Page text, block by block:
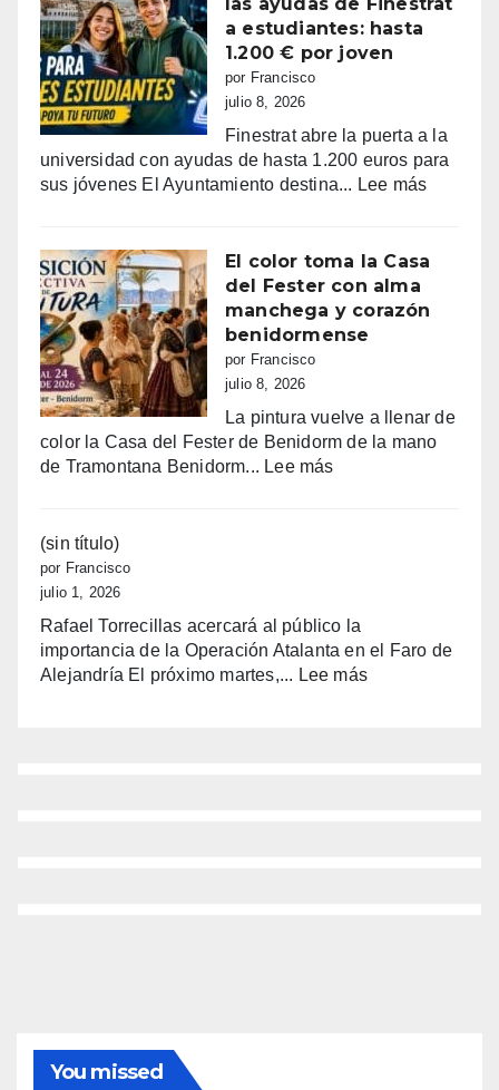
campeona
del
Carmen
procesión
marinera
a estudiantes: hasta
1.200 € por joven
por Francisco
julio 8, 2026
Finestrat abre la puerta a la
universidad con ayudas de hasta 1.200 euros para
sus jóvenes El Ayuntamiento destina... Lee más:
para
las
hasta
El color toma la Casa
del Fester con alma
manchega y corazón
benidormense
por Francisco
julio 8, 2026
La pintura vuelve a llenar de
color la Casa del Fester de Benidorm de la mano
de Tramontana Benidorm... Lee más:
Fester
con
alma
(sin título)
por Francisco
julio 1, 2026
Rafael Torrecillas acercará al público la
importancia de la Operación Atalanta en el Faro de
Alejandría El próximo martes,... Lee más:
You missed